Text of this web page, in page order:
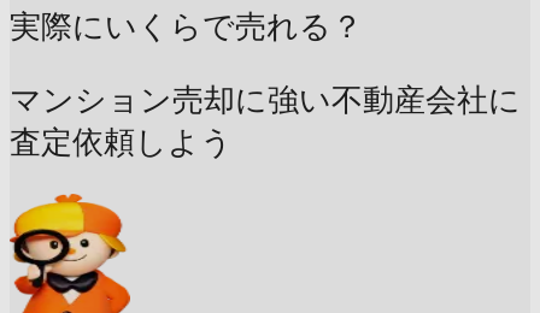
実際にいくらで売れる？
マンション売却に強い不動産会社に
査定依頼しよう